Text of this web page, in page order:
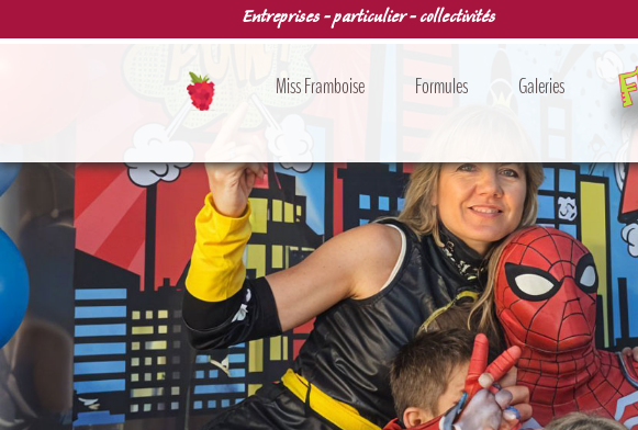
Entreprises - particulier - collectivités
Miss Framboise Formules Galeries